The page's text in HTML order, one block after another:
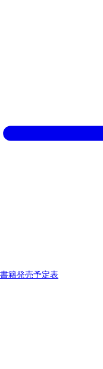
書籍発売予定表